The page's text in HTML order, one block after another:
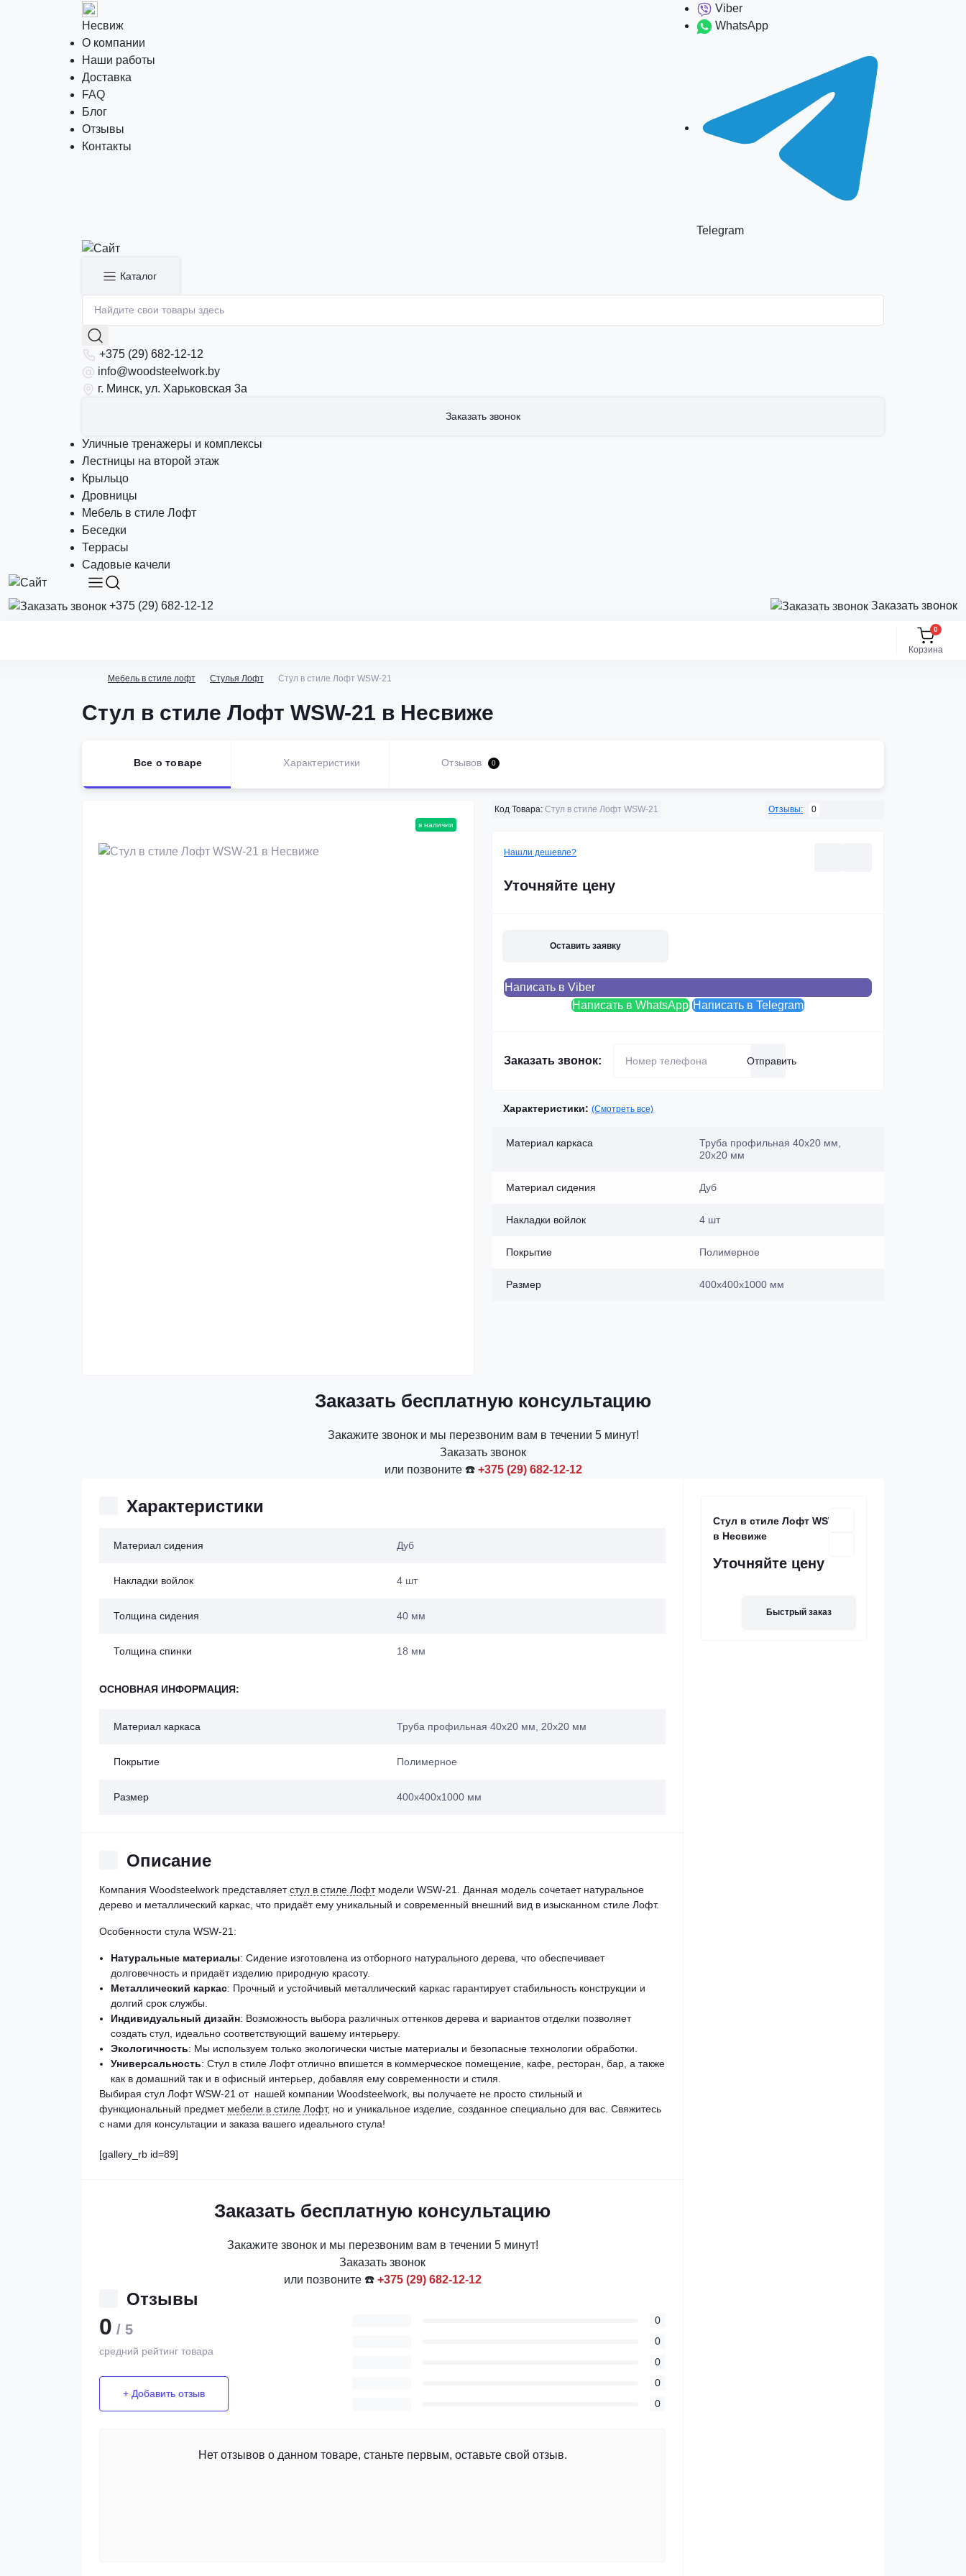
Несвиж
О компании
Наши работы
Доставка
FAQ
Блог
Отзывы
Контакты
Viber
WhatsApp
Telegram
Каталог
+375 (29) 682-12-12
info@woodsteelwork.by
г. Минск, ул. Харьковская 3а
Заказать звонок
Уличные тренажеры и комплексы
Лестницы на второй этаж
Крыльцо
Дровницы
Мебель в стиле Лофт
Беседки
Террасы
Садовые качели
+375 (29) 682-12-12 Заказать звонок
Корзина
0
Мебель в стиле лофт Стулья Лофт Стул в стиле Лофт WSW-21
Стул в стиле Лофт WSW-21 в Несвиже
Все о товаре Характеристики Отзывов 0
в наличии
Код Товара: Стул в стиле Лофт WSW-21 Отзывы: 0
Нашли дешевле?
Уточняйте цену
Оставить заявку
Написать в Viber
Написать в WhatsApp Написать в Telegram
Заказать звонок: Отправить
Характеристики: (Смотреть все)
Материал каркаса
Труба профильная 40х20 мм,
20х20 мм
Материал сидения Дуб
Накладки войлок 4 шт
Покрытие Полимерное
Размер 400х400х1000 мм
Заказать бесплатную консультацию
Закажите звонок и мы перезвоним вам в течении 5 минут!
Заказать звонок
или позвоните ☎️ +375 (29) 682-12-12
Характеристики
Материал сидения Дуб
Накладки войлок 4 шт
Толщина сидения 40 мм
Толщина спинки 18 мм
ОСНОВНАЯ ИНФОРМАЦИЯ:
Материал каркаса Труба профильная 40х20 мм, 20х20 мм
Покрытие Полимерное
Размер 400х400х1000 мм
Описание
Компания Woodsteelwork представляетстул в стиле Лофтмодели WSW-21. Данная модель сочетает натуральное
дерево и металлический каркас, что придаёт ему уникальный и современный внешний вид в изысканном стиле Лофт.
Особенности стула WSW-21:
Натуральные материалы: Сидение изготовлена из отборного натурального дерева, что обеспечивает
долговечность и придаёт изделию природную красоту.
Металлический каркас: Прочный и устойчивый металлический каркас гарантирует стабильность конструкции и
долгий срок службы.
Индивидуальный дизайн: Возможность выбора различных оттенков дерева и вариантов отделки позволяет
создать стул, идеально соответствующий вашему интерьеру.
Экологичность: Мы используем только экологически чистые материалы и безопасные технологии обработки.
Универсальность: Стул в стиле Лофт отлично впишется в коммерческое помещение, кафе, ресторан, бар, а также
как в домашний так и в офисный интерьер, добавляя ему современности и стиля.
Выбирая стул Лофт WSW-21 от нашей компании Woodsteelwork, вы получаете не просто стильный и
функциональный предмет мебели в стиле Лофт, но и уникальное изделие, созданное специально для вас. Свяжитесь
с нами для консультации и заказа вашего идеального стула!
[gallery_rb id=89]
Заказать бесплатную консультацию
Закажите звонок и мы перезвоним вам в течении 5 минут!
Заказать звонок
или позвоните ☎️ +375 (29) 682-12-12
Отзывы
0 / 5
средний рейтинг товара
+ Добавить отзыв
0
0
0
0
0
Нет отзывов о данном товаре, станьте первым, оставьте свой отзыв.
Стул в стиле Лофт WSW-21
в Несвиже
Уточняйте цену
Быстрый заказ